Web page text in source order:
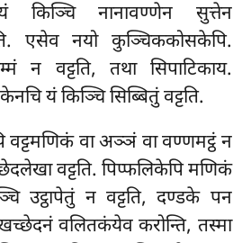
किञ्चि नानावण्णेन सुत्तेन
एसेव नयो कुञ्चिककोसकेपि.
न वट्टति, तथा सिपाटिकाय.
यं किञ्चि सिब्बितुं वट्टति.
वा अञ्ञं वा वण्णमट्ठं न
वट्टति. पिप्फलिकेपि मणिकं
उट्ठापेतुं न वट्टति, दण्डके पन
वलितकंयेव करोन्ति, तस्मा